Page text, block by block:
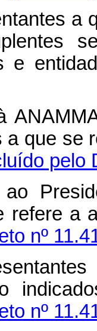
a
e
que se
pelo
refere a
nº
nº